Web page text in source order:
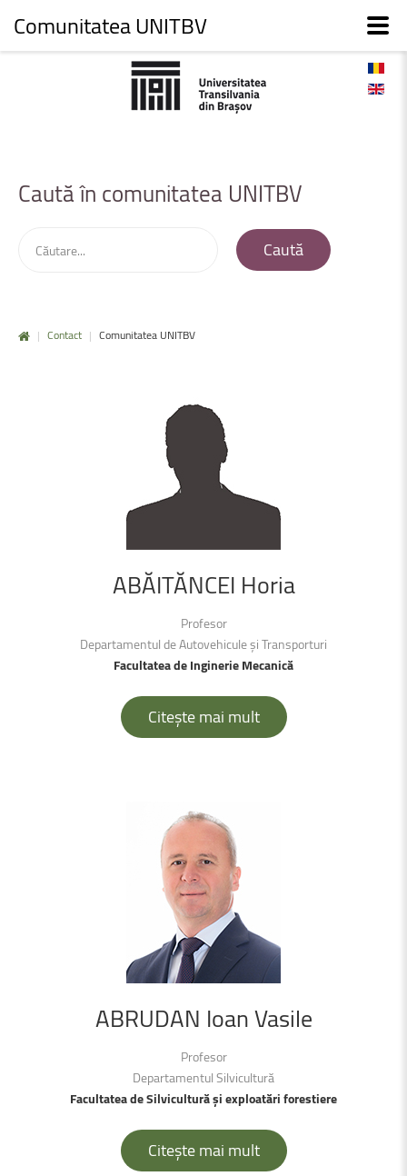
Cautăîn comunitatea UNITBV
Caută
| Contact | Comunitatea UNITBV
ABĂITĂNCEI Horia
Profesor
Departamentul de Autovehicule şi Transporturi
Facultatea de Inginerie Mecanică
Citește mai mult
ABRUDAN IoanVasile
Profesor
Departamentul Silvicultură
Facultatea de Silvicultură și exploatări forestiere
Citește mai mult
Comunitatea UNITBV